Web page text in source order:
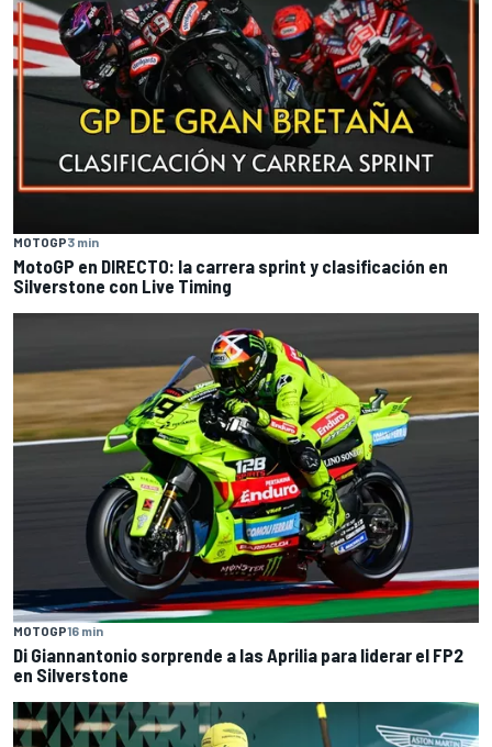
MOTOGP3 min
MotoGP en DIRECTO: la carrera sprint y clasificación en
Silverstone con Live Timing
MOTOGP16 min
Di Giannantonio sorprende a las Aprilia para liderar el FP2
en Silverstone